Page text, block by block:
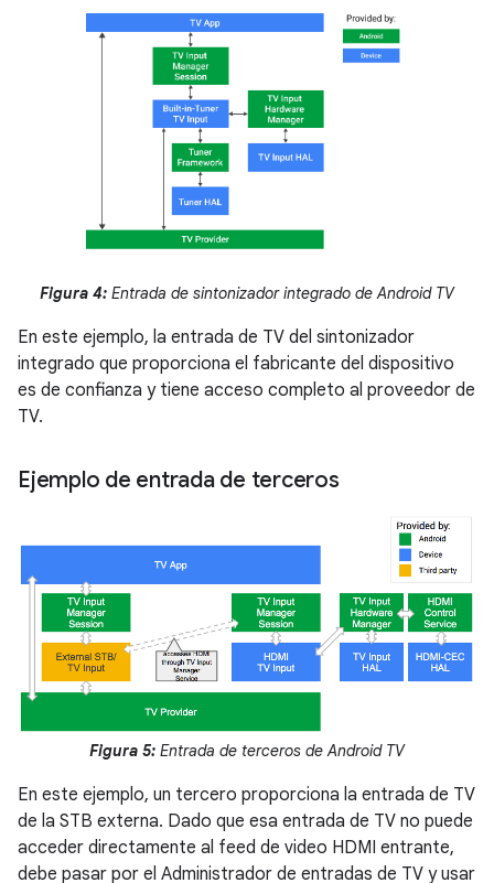
Figura 4: Entrada de sintonizador integrado de Android TV
En este ejemplo, la entrada de TV del sintonizador
integrado que proporciona el fabricante del dispositivo
es de confianza y tiene acceso completo al proveedor de
TV.
Ejemplo de entrada de terceros
Figura 5: Entrada de terceros de Android TV
En este ejemplo, un tercero proporciona la entrada de TV
de la STB externa. Dado que esa entrada de TV no puede
acceder directamente al feed de video HDMI entrante,
debe pasar por el Administrador de entradas de TV y usar